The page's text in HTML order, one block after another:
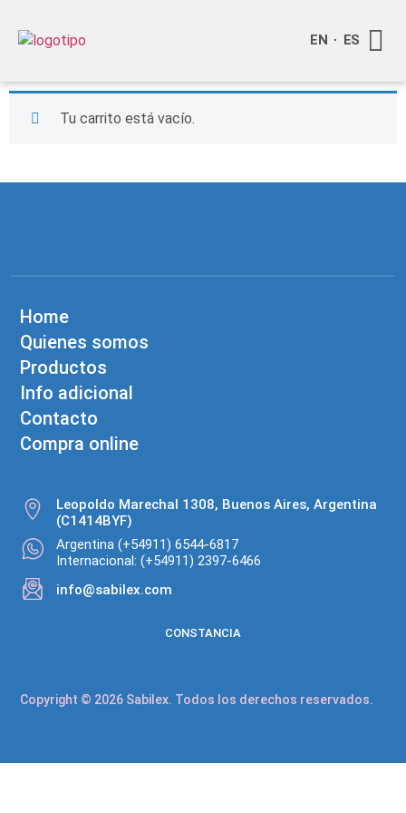
EN ES
Tu carrito está vacío.
Home
Quienes somos
Productos
Info adicional
Contacto
Compra online
Leopoldo Marechal 1308, Buenos Aires, Argentina
(C1414BYF)
Argentina (+54911) 6544-6817
Internacional: (+54911) 2397-6466
info@sabilex.com
CONSTANCIA
Copyright © 2026 Sabilex. Todos los derechos reservados.